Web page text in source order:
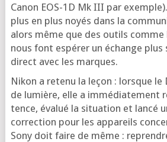
Canon EOS-1D Mk III par
plus en plus noyés dans la
alors même que des outils comme
nous font espé­rer un échange plus
direct avec les marques.
Nikon a rete­nu la leçon : lorsque le
de lumière, elle a immé­dia­te­ment
tence, éva­lué la situa­tion et lan­cé
cor­rec­tion pour les appa­reils
Sony doit faire de même :